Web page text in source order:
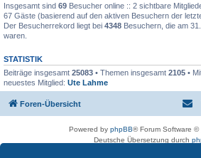
Insgesamt sind 69 Besucher online :: 2 sichtbare
67 Gäste (basierend auf den aktiven Besuchern der
Der Besucherrekord liegt bei 4348 Besuchern, die am
waren.
STATISTIK
Beiträge insgesamt 25083 • Themen insgesamt 2105 •
neuestes Mitglied: Ute Lahme
Foren-Übersicht
Powered by phpBB® Forum Software ©
Deutsche Übersetzung durch
Betreiber des Forums für die Karl-May-Vereinigung –